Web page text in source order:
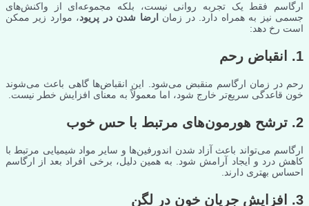
ارگاسم فقط یک تجربه روانی نیست، بلکه مجموعه‌ای از واکنش‌های
جسمی نیز به همراه دارد. در زمان
ارضا شدن در پریود، موارد زیر ممکن
است رخ دهد:
1. انقباض رحم
رحم در زمان ارگاسم منقبض می‌شود. این انقباض‌ها گاهی باعث می‌شوند
خون قاعدگی سریع‌تر خارج شود، اما معمولاً به معنای افزایش خطر نیست.
2. ترشح هورمون‌های مرتبط با حس خوب
ارگاسم می‌تواند باعث آزاد شدن اندورفین‌ها و سایر مواد شیمیایی مرتبط با
کاهش درد و ایجاد آرامش شود. به همین دلیل، برخی افراد بعد از ارگاسم
احساس بهتری دارند.
3. افزایش جریان خون در لگن